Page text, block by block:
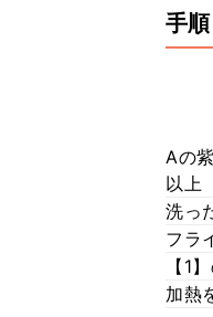
手順
Aの
以上
洗っ
フラ
【1
加熱